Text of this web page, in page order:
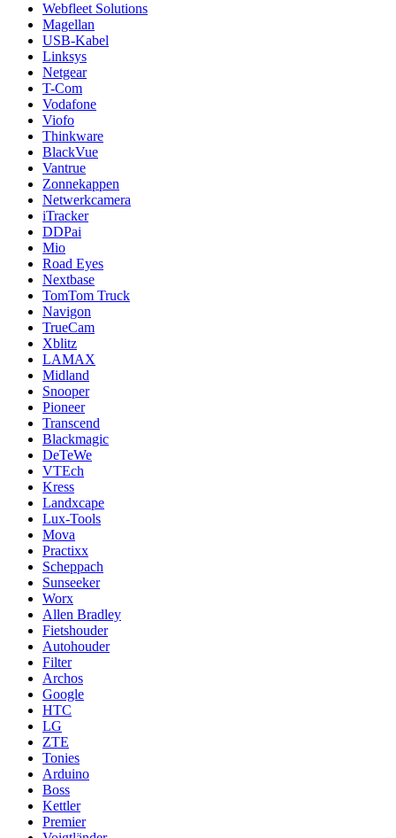
Webfleet Solutions
Magellan
USB-Kabel
Linksys
Netgear
T-Com
Vodafone
Viofo
Thinkware
BlackVue
Vantrue
Zonnekappen
Netwerkcamera
iTracker
DDPai
Mio
Road Eyes
Nextbase
TomTom Truck
Navigon
TrueCam
Xblitz
LAMAX
Midland
Snooper
Pioneer
Transcend
Blackmagic
DeTeWe
VTEch
Kress
Landxcape
Lux-Tools
Mova
Practixx
Scheppach
Sunseeker
Worx
Allen Bradley
Fietshouder
Autohouder
Filter
Archos
Google
HTC
LG
ZTE
Tonies
Arduino
Boss
Kettler
Premier